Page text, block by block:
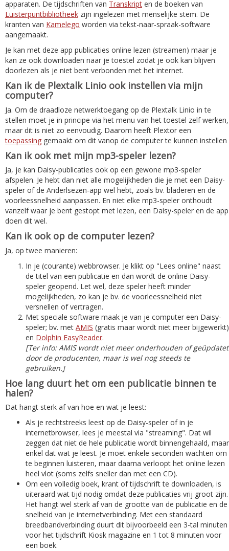
apparaten. De tijdschriften van Transkript en de boeken van
Luisterpuntbibliotheek zijn ingelezen met menselijke stem. De
kranten van Kamelego worden via tekst-naar-spraak-software
aangemaakt.
Je kan met deze app publicaties online lezen (streamen) maar je
kan ze ook downloaden naar je toestel zodat je ook kan blijven
doorlezen als je niet bent verbonden met het internet.
Kan ik de Plextalk Linio ook instellen via mijn
computer?
Ja. Om de draadloze netwerktoegang op de Plextalk Linio in te
stellen moet je in principe via het menu van het toestel zelf werken,
maar dit is niet zo eenvoudig. Daarom heeft Plextor een
toepassing gemaakt om dit vanop de computer te kunnen instellen
Kan ik ook met mijn mp3-speler lezen?
Ja, je kan Daisy-publicaties ook op een gewone mp3-speler
afspelen. Je hebt dan niet alle mogelijkheden die je met een Daisy-
speler of de Anderlsezen-app wel hebt, zoals bv. bladeren en de
voorleessnelheid aanpassen. En niet elke mp3-speler onthoudt
vanzelf waar je bent gestopt met lezen, een Daisy-speler en de app
doen dit wel.
Kan ik ook op de computer lezen?
Ja, op twee manieren:
In je (courante) webbrowser. Je klikt op "Lees online" naast
de titel van een publicatie en dan wordt de online Daisy-
speler geopend. Let wel, deze speler heeft minder
mogelijkheden, zo kan je bv. de voorleessnelheid niet
versnellen of vertragen.
Met speciale software maak je van je computer een Daisy-
speler; bv. met AMIS (gratis maar wordt niet meer bijgewerkt)
en Dolphin EasyReader.
[Ter info: AMIS wordt niet meer onderhouden of geüpdatet
door de producenten, maar is wel nog steeds te
gebruiken.]
Hoe lang duurt het om een publicatie binnen te
halen?
Dat hangt sterk af van hoe en wat je leest:
Als je rechtstreeks leest op de Daisy-speler of in je
internetbrowser, lees je meestal via "streaming". Dat wil
zeggen dat niet de hele publicatie wordt binnengehaald, maar
enkel dat wat je leest. Je moet enkele seconden wachten om
te beginnen luisteren, maar daarna verloopt het online lezen
heel vlot (soms zelfs sneller dan met een CD).
Om een volledig boek, krant of tijdschrift te downloaden, is
uiteraard wat tijd nodig omdat deze publicaties vrij groot zijn.
Het hangt wel sterk af van de grootte van de publicatie en de
snelheid van je internetverbinding. Met een standaard
breedbandverbinding duurt dit bijvoorbeeld een 3-tal minuten
voor het tijdschrift Kiosk magazine en 1 tot 8 minuten voor
een boek.